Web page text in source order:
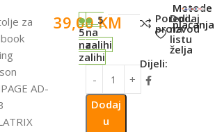
za
AD-
39,00KM
5
na
zalihi
5
na
zalihi
Dodaj
u
Poredi
proizvod
Dodaj
na
listu
želja
Dijeli:
Metode